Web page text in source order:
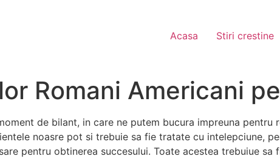
Acasa Stiri crestine
Romani Americani
de bilant, in care ne putem bucura impreuna
noasre pot si trebuie sa fie tratate cu intelepciune,
pentru obtinerea succesului. Toate acestea trebuiue sa